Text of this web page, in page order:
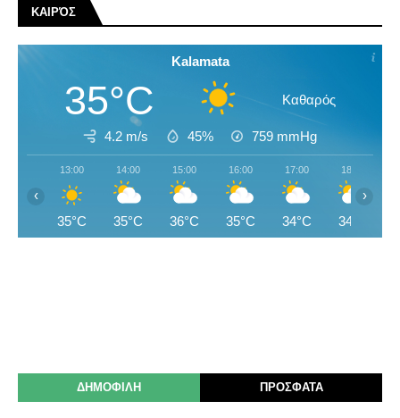
ΚΑΙΡΌΣ
Kalamata
35°C Καθαρός
4.2 m/s 45% 759 mmHg
13:00
35°C
14:00
35°C
15:00
36°C
16:00
35°C
17:00
34°C
18:00
34°C
‹ ›
ΔΗΜΟΦΙΛΗ ΠΡΟΣΦΑΤΑ